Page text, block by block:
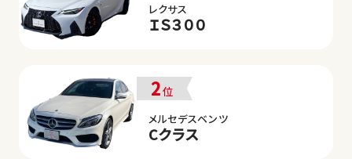
レクサス
ＩＳ３００
2位
メルセデスベンツ
Cクラス